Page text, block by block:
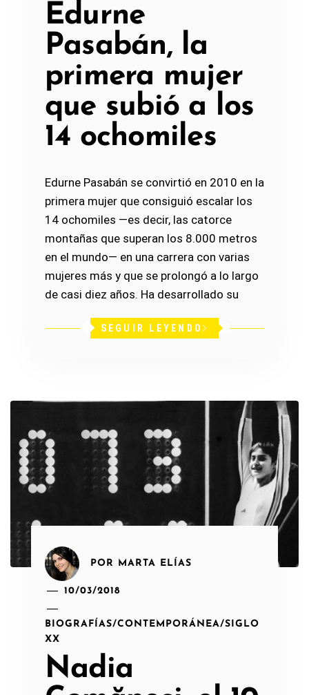
Edurne
Pasabán, la
primera mujer
que subió a los
14 ochomiles
Edurne Pasabán se convirtió en 2010 en la
primera mujer que consiguió escalar los
14 ochomiles —es decir, las catorce
montañas que superan los 8.000 metros
en el mundo— en una carrera con varias
mujeres más y que se prolongó a lo largo
de casi diez años. Ha desarrollado su
SEGUIR LEYENDO
POR MARTA ELÍAS
10/03/2018
BIOGRAFÍAS/CONTEMPORÁNEA/SIGLO
XX
Nadia